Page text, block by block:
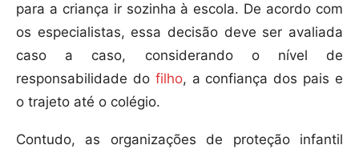
para a criança ir sozinha à escola. De acordo com
os especialistas, essa decisão deve ser avaliada
caso a caso, considerando o nível de
responsabilidade do filho, a confiança dos pais e
o trajeto até o colégio.
Contudo, as organizações de proteção infantil